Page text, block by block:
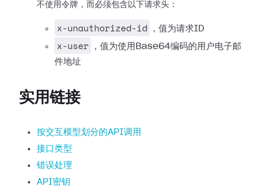
不使用令牌，而必须包含以下请求头：
x-unauthorized-id ，值为请求ID
x-user
，值为使用Base64编码的用户电子邮
件地址
实用链接
按交互模型划分的API调用
接口类型
错误处理
API密钥